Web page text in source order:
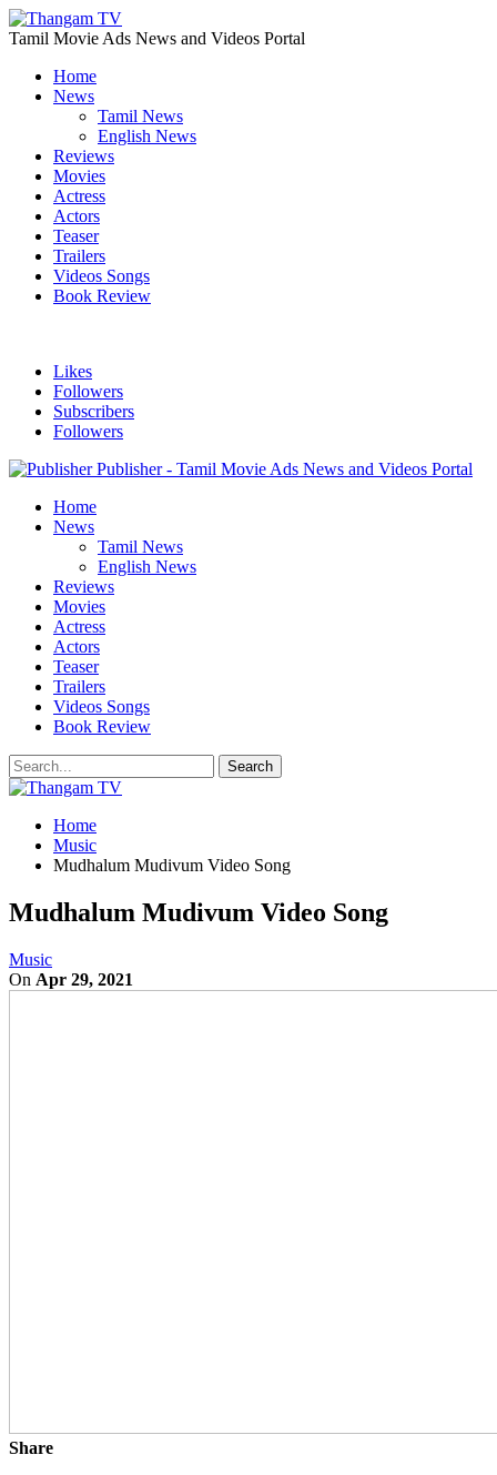
Tamil Movie Ads News and Videos Portal
Home
News
Tamil News
English News
Reviews
Movies
Actress
Actors
Teaser
Trailers
Videos Songs
Book Review
Likes
Followers
Subscribers
Followers
Publisher - Tamil Movie Ads News and Videos Portal
Home
News
Tamil News
English News
Reviews
Movies
Actress
Actors
Teaser
Trailers
Videos Songs
Book Review
Home
Music
Mudhalum Mudivum Video Song
Mudhalum Mudivum Video Song
Music
On Apr 29, 2021
Share